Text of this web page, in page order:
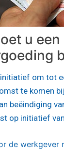
u een
om tot
te komen
beëindiging
op initiatief
de werkgever